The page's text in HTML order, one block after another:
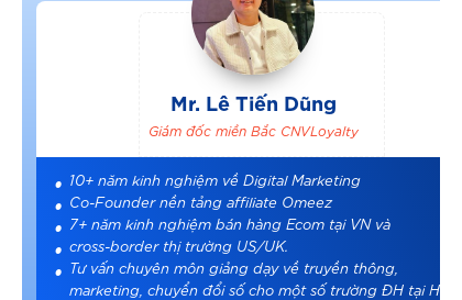
Mr. Lê Tiến Dũng
Giám đốc miền Bắc CNVLoyalty
10+ năm kinh nghiệm về Digital Marketing
Co-Founder nền tảng affiliate Omeez
7+ năm kinh nghiệm bán hàng Ecom tại VN và
cross-border thị trường US/UK.
Tư vấn chuyên môn giảng dạy về truyền thông,
marketing, chuyển đổi số cho một số trường ĐH tại Hà